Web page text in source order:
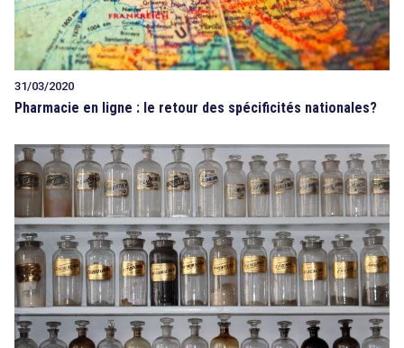
31/03/2020
Pharmacie en ligne : le retour des spécificités nationales?